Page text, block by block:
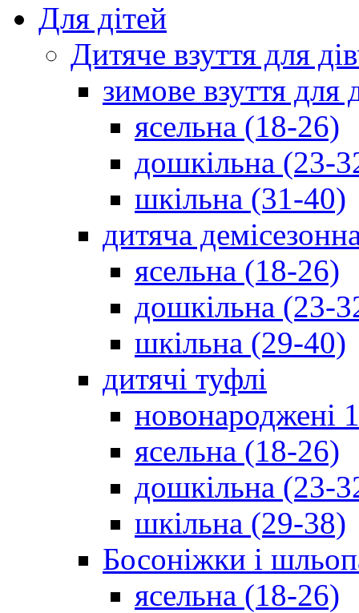
Для дітей
Дитяче взуття для
зимове взуття для
ясельна (18-26)
дошкільна (23-
шкільна (31-40)
дитяча
ясельна (18-26)
дошкільна (23-
шкільна (29-40)
дитячі туфлі
новонароджені
ясельна (18-26)
дошкільна (23-
шкільна (29-38)
Босоніжки і
ясельна (18-26)